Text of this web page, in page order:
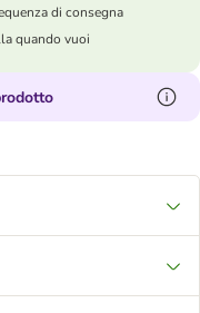
di consegna
quando vuoi